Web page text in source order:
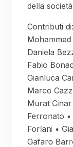
della
Contributi
Daniela
Fabio
Gianluca
Marco
Murat
Ferronato
Forlani •
Gafaro